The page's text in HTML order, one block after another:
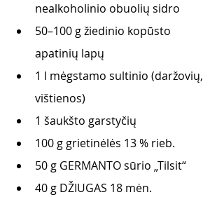
nealkoholinio obuolių sidro
50–100 g žiedinio kopūsto
apatinių lapų
1 l mėgstamo sultinio (daržovių,
vištienos)
1 šaukšto garstyčių
100 g grietinėlės 13 % rieb.
50 g GERMANTO sūrio „Tilsit“
40 g DŽIUGAS 18 mėn.